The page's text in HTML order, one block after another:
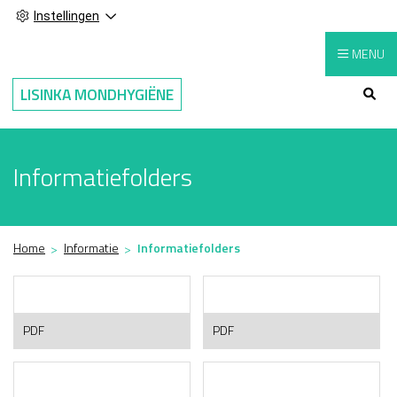
Instellingen
LISINKA MONDHYGIËNE
MENU
Informatiefolders
Home Informatie Informatiefolders
PDFAften PDFBeugel